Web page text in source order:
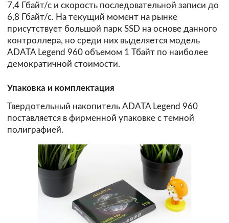
7,4 Гбайт/с и скорость последовательной записи до
6,8 Гбайт/с. На текущий момент на рынке
присутствует большой парк SSD на основе данного
контроллера, но среди них выделяется модель
ADATA Legend 960 объемом 1 Тбайт по наиболее
демократичной стоимости.
Упаковка и комплектация
Твердотельный накопитель ADATA Legend 960
поставляется в фирменной упаковке с темной
полиграфией.